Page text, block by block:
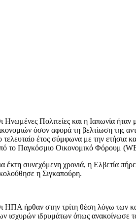
Ηνωμένες Πολιτείες και η Ιαπωνία
όσον αφορά τη βελτίωση της
τελευταίο έτος σύμφωνα με την ετήσια
το Παγκόσμιο Οικονομικό Φόρουμ
έκτη συνεχόμενη χρονιά, η Ελβετία
η Σιγκαπούρη.
ΗΠΑ ήρθαν στην τρίτη θέση λόγω των
ισχυρών ιδρυμάτων όπως ανακοίνωσε